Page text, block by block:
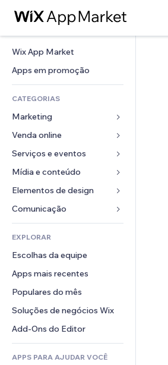
Wix App Market
Apps em promoção
CATEGORIAS
Marketing
Anúncios
Mobile
Análises
Listas do site
Email
Venda online
Apps para lojas
Frete e entrega
Botões de venda
Contabilidade
Cupons e fidelidade
Soluções de armazenamento
Serviços e eventos
Hotéis
Eventos
Restaurantes
Imobiliária
Meus agendamentos
Mídia e conteúdo
Galeria
Músicas
Podcasts
Fotografia
Vídeo
PDF
Compartilhamento de arquivos
Notícias
Elementos de design
Mapas e navegação
Privacidade e segurança
Relógio
Templates de página
Efeitos de imagem
Botões e menus
Banners e selos
Calculadoras
Busca
Previsão do tempo
Formulários
Enquetes
Chat
Comentários
Telefone
Comunidade
Avaliações e depoimentos
CRM
EXPLORAR
Escolhas da equipe
Apps mais recentes
Populares do mês
Soluções de negócios Wix
Add-Ons do Editor
APPS PARA AJUDAR VOCÊ